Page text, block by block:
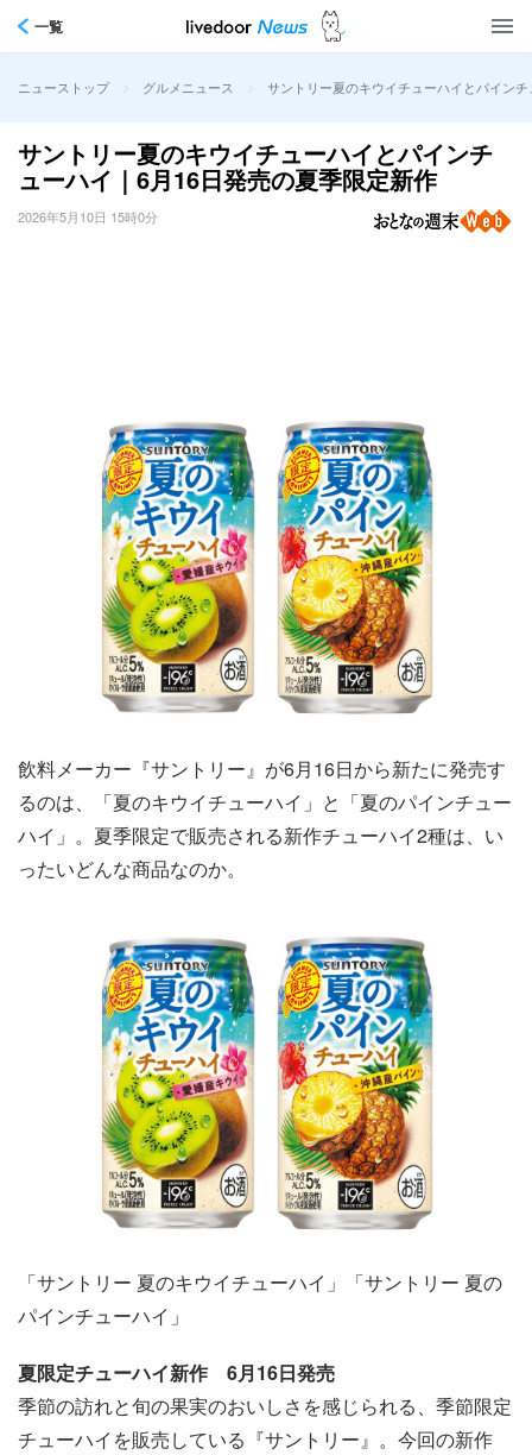
一覧
ニューストップ > グルメニュース > サントリー夏のキウイチューハイとパイン
サントリー夏のキウイチューハイとパインチ
ューハイ｜6月16日発売の夏季限定新作
2026年5月10日 15時0分
飲料メーカー『サントリー』が6月16日から新たに発売す
るのは、「夏のキウイチューハイ」と「夏のパインチュー
ハイ」。夏季限定で販売される新作チューハイ2種は、い
ったいどんな商品なのか。
「サントリー 夏のキウイチューハイ」「サントリー 夏の
パインチューハイ」
夏限定チューハイ新作 6月16日発売
季節の訪れと旬の果実のおいしさを感じられる、季節限定
チューハイを販売している『サントリー』。今回の新作